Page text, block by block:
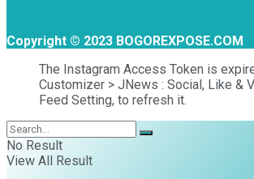
Copyright © 2023 BOGOREXPOSE.COM
The Instagram Access Token is
Customizer > JNews : Social, Like &
Feed Setting, to refresh it.
No Result
View All Result